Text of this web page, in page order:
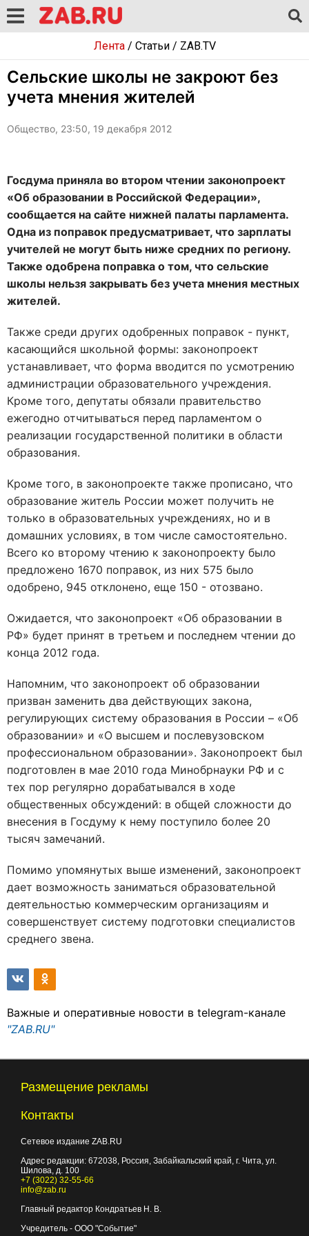
Лента/ Статьи/ ZAB.TV
Сельские школы не закроют без
учета мнения жителей
Общество, 23:50, 19 декабря 2012
Госдума приняла во втором чтении законопроект
«Об образовании в Российской Федерации»,
сообщается на сайте нижней палаты парламента.
Одна из поправок предусматривает, что зарплаты
учителей не могут быть ниже средних по региону.
Также одобрена поправка о том, что сельские
школы нельзя закрывать без учета мнения местных
жителей.
Также среди других одобренных поправок - пункт,
касающийся школьной формы: законопроект
устанавливает, что форма вводится по усмотрению
администрации образовательного учреждения.
Кроме того, депутаты обязали правительство
ежегодно отчитываться перед парламентом о
реализации государственной политики в области
образования.
Кроме того, в законопроекте также прописано, что
образование житель России может получить не
только в образовательных учреждениях, но и в
домашних условиях, в том числе самостоятельно.
Всего ко второму чтению к законопроекту было
предложено 1670 поправок, из них 575 было
одобрено, 945 отклонено, еще 150 - отозвано.
Ожидается, что законопроект «Об образовании в
РФ» будет принят в третьем и последнем чтении до
конца 2012 года.
Напомним, что законопроект об образовании
призван заменить два действующих закона,
регулирующих систему образования в России – «Об
образовании» и «О высшем и послевузовском
профессиональном образовании». Законопроект был
подготовлен в мае 2010 года Минобрнауки РФ и с
тех пор регулярно дорабатывался в ходе
общественных обсуждений: в общей сложности до
внесения в Госдуму к нему поступило более 20
тысяч замечаний.
Помимо упомянутых выше изменений, законопроект
дает возможность заниматься образовательной
деятельностью коммерческим организациям и
совершенствует систему подготовки специалистов
среднего звена.
Важные и оперативные новости в telegram-канале
"ZAB.RU"
Размещение рекламы
Контакты
Сетевое издание ZAB.RU
Адрес редакции: 672038, Россия, Забайкальский край, г. Чита, ул.
Шилова, д. 100
+7 (3022) 32-55-66
info@zab.ru
Главный редактор Кондратьев Н. В.
Учредитель - ООО "Событие"